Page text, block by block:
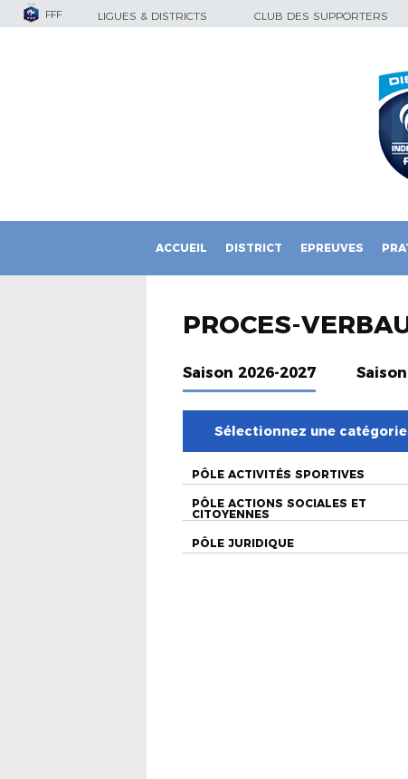
FFF LIGUES & DISTRICTS CLUB DES SUPPORTERS
ACCUEIL DISTRICT EPREUVES
PROCES-
Saison 2026-2027
Sélectionnez une catégorie
PÔLE ACTIVITÉS SPORTIVES
PÔLE ACTIONS SOCIALES ET
CITOYENNES
PÔLE JURIDIQUE